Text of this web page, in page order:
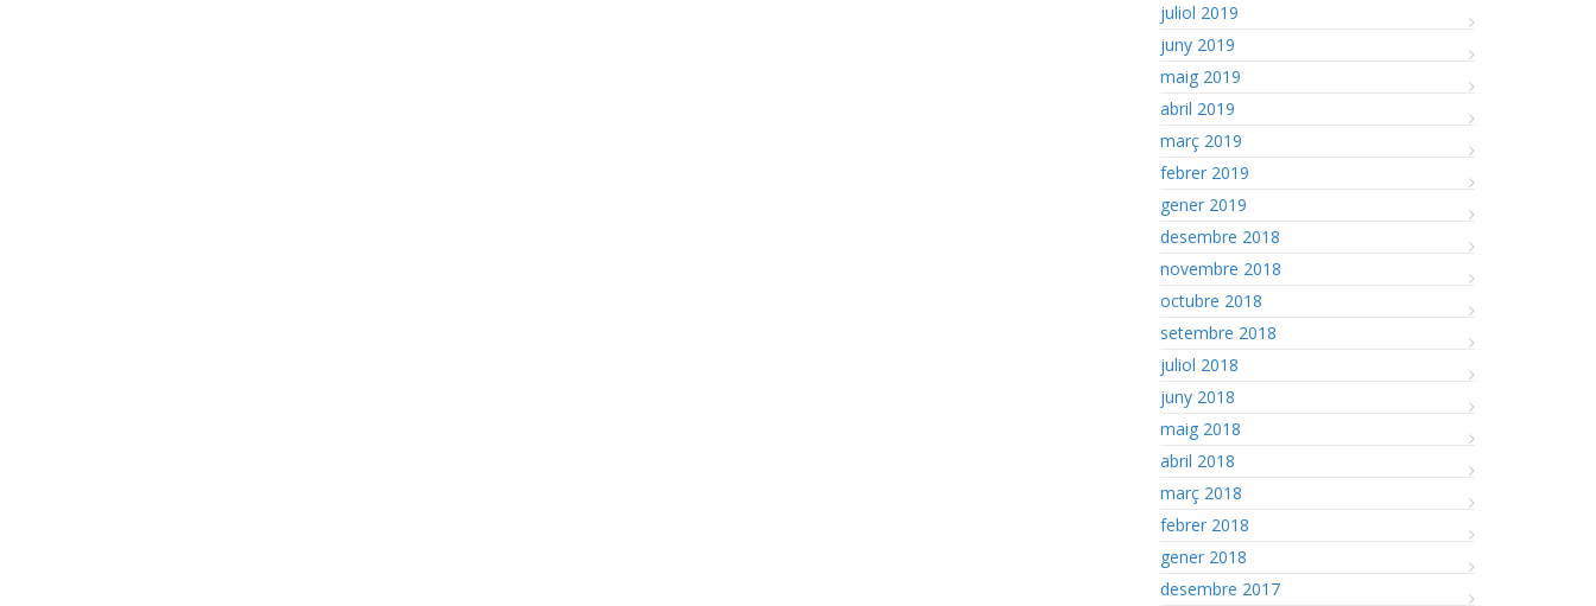
juliol 2019
juny 2019
maig 2019
abril 2019
març 2019
febrer 2019
gener 2019
desembre 2018
novembre 2018
octubre 2018
setembre 2018
juliol 2018
juny 2018
maig 2018
abril 2018
març 2018
febrer 2018
gener 2018
desembre 2017